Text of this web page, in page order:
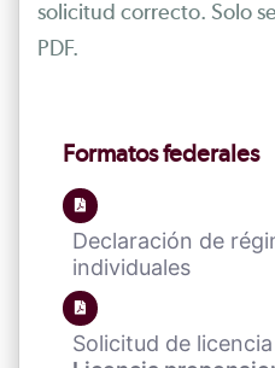
solicitud correcto. Solo
PDF.
Formatos federales
Declaración de
individuales
Solicitud de